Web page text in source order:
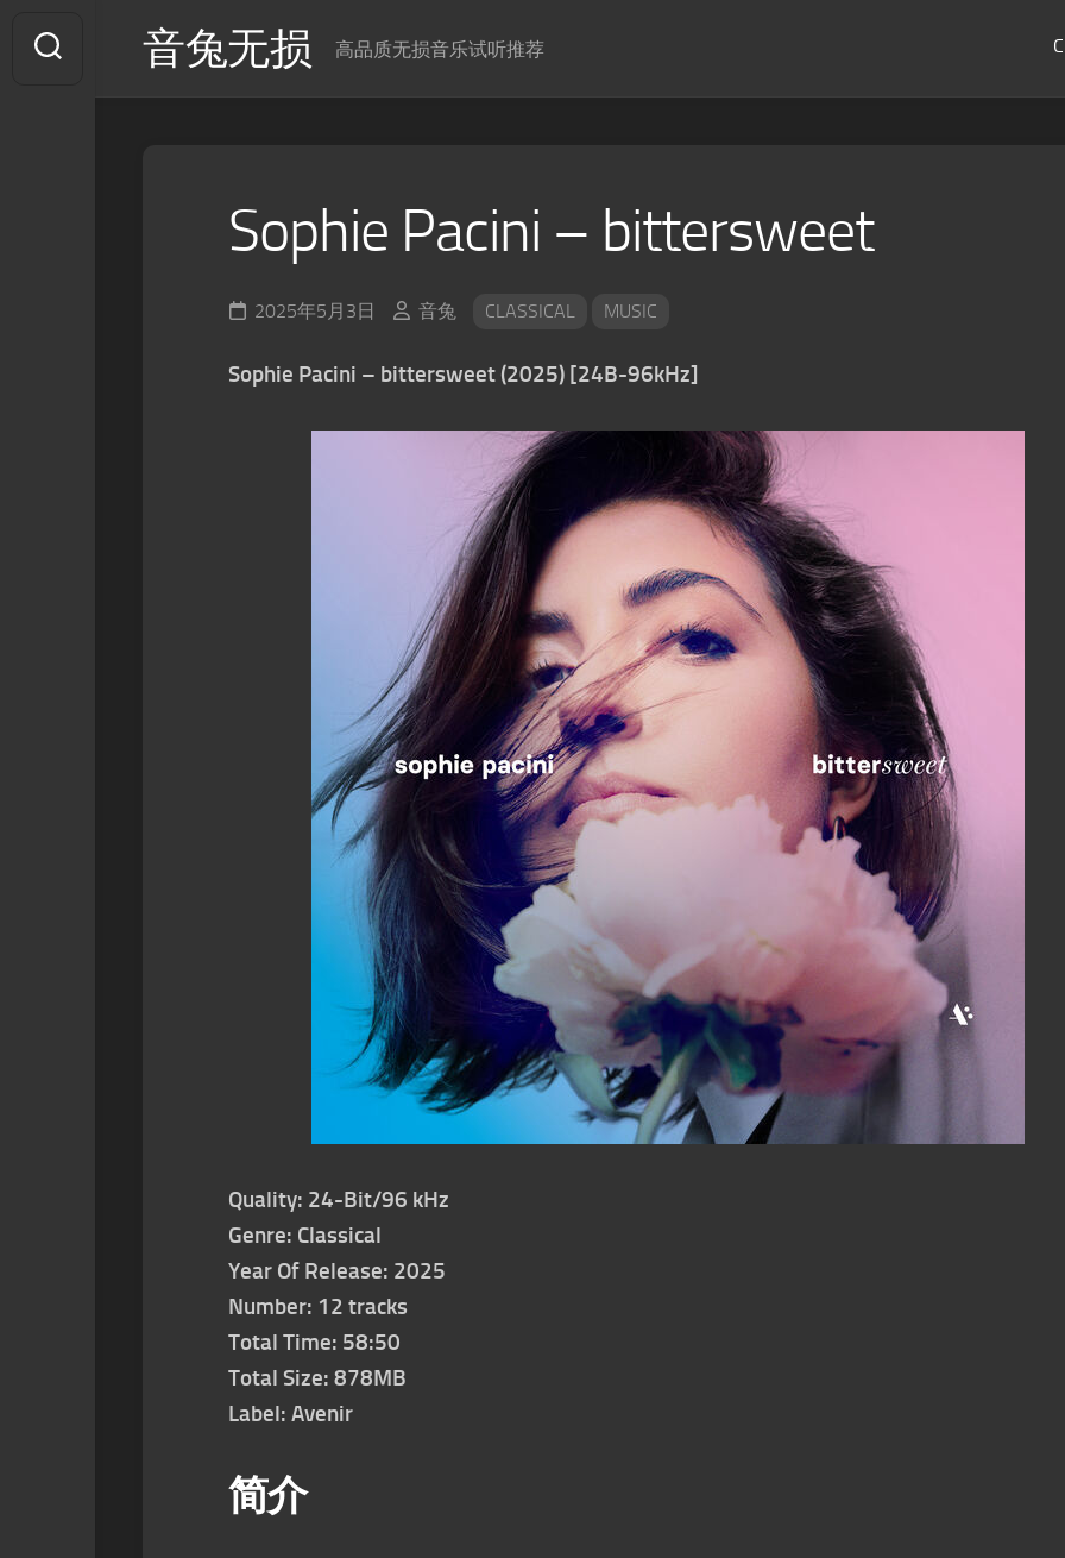
content
音兔无损 高品质无损音乐试听推荐
Sophie Pacini – bittersweet
2025年5月3日 音兔 CLASSICAL MUSIC
Sophie Pacini – bittersweet (2025) [24B-96kHz]
Quality: 24-Bit/96 kHz
Genre: Classical
Year Of Release: 2025
Number: 12 tracks
Total Time: 58:50
Total Size: 878MB
Label: Avenir
简介